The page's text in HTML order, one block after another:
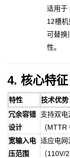
适用于
12槽机
可替换
性。
4. 核心特征
特性
技术优势
冗余容错
设计
支持双
（MTTR
宽输入电
压范围
适应电网
（110V/